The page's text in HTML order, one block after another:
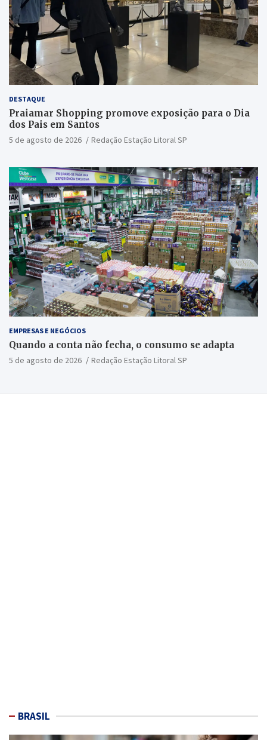
DESTAQUE
Praiamar Shopping promove exposição para o Dia
dos Pais em Santos
5 de agosto de 2026 Redação Estação Litoral SP
EMPRESAS E NEGÓCIOS
Quando a conta não fecha, o consumo se adapta
5 de agosto de 2026 Redação Estação Litoral SP
BRASIL